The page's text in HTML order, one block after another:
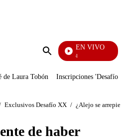
Enviar
EN VIVO
Noticias Caracol
de Laura Tobón Inscripciones 'Desafío'
Exclusivos Desafío XX / ¿Alejo se
de haber